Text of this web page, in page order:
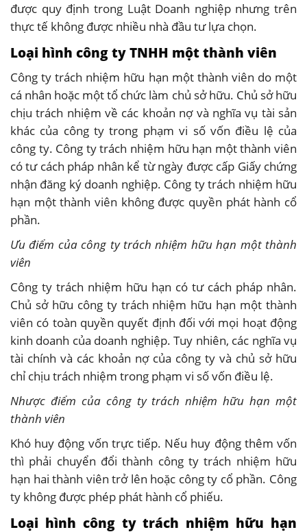
được quy định trong Luật Doanh nghiệp nhưng trên
thực tế không được nhiều nhà đầu tư lựa chọn.
Loại hình công ty TNHH một thành viên
Công ty trách nhiệm hữu hạn một thành viên do một
cá nhân hoặc một tổ chức làm chủ sở hữu. Chủ sở hữu
chịu trách nhiệm về các khoản nợ và nghĩa vụ tài sản
khác của công ty trong phạm vi số vốn điều lệ của
công ty. Công ty trách nhiệm hữu hạn một thành viên
có tư cách pháp nhân kể từ ngày được cấp Giấy chứng
nhận đăng ký doanh nghiệp. Công ty trách nhiệm hữu
hạn một thành viên không được quyền phát hành cổ
phần.
Ưu điểm của công ty trách nhiệm hữu hạn một thành
viên
Công ty trách nhiệm hữu hạn có tư cách pháp nhân.
Chủ sở hữu công ty trách nhiệm hữu hạn một thành
viên có toàn quyền quyết định đối với mọi hoạt động
kinh doanh của doanh nghiệp. Tuy nhiên, các nghĩa vụ
tài chính và các khoản nợ của công ty và chủ sở hữu
chỉ chịu trách nhiệm trong phạm vi số vốn điều lệ.
Nhược điểm của công ty trách nhiệm hữu hạn một
thành viên
Khó huy động vốn trực tiếp. Nếu huy động thêm vốn
thì phải chuyển đổi thành công ty trách nhiệm hữu
hạn hai thành viên trở lên hoặc công ty cổ phần. Công
ty không được phép phát hành cổ phiếu.
Loại hình công ty trách nhiệm hữu hạn